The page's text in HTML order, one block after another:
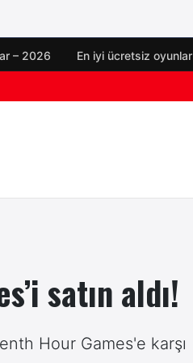
– 2026 En iyi ücretsiz oyunlar
satın aldı!
Hour Games'e karşı